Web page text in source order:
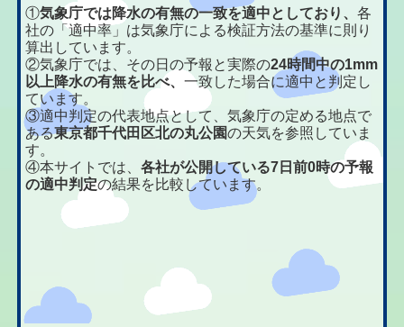
①気象庁では降水の有無の一致を適中としており、各
社の「適中率」は気象庁による検証方法の基準に則り
算出しています。
②気象庁では、その日の予報と実際の24時間中の1mm
以上降水の有無を比べ、一致した場合に適中と判定し
ています。
③適中判定の代表地点として、気象庁の定める地点で
ある東京都千代田区北の丸公園の天気を参照していま
す。
④本サイトでは、各社が公開している7日前0時の予報
の適中判定の結果を比較しています。